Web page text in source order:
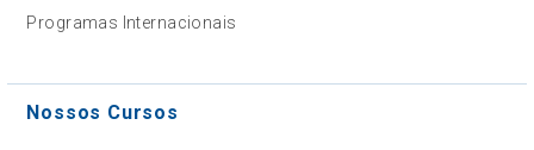
Programas Internacionais
Nossos Cursos